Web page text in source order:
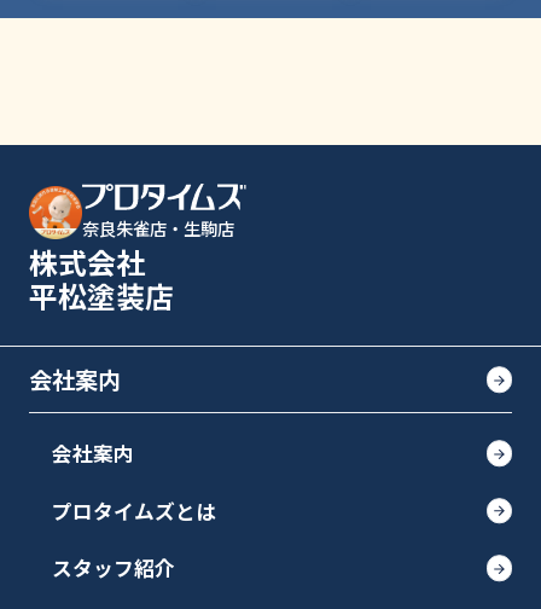
奈良朱雀店・生駒店
株式会社
平松塗装店
会社案内
会社案内
プロタイムズとは
スタッフ紹介